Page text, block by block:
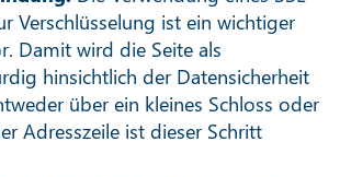
Verschlüsselung ist ein wichtiger
Damit wird die Seite als
hinsichtlich der Datensicherheit
über ein kleines Schloss oder
Adresszeile ist dieser Schritt